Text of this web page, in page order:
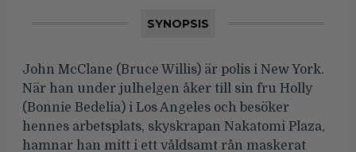
SYNOPSIS
John McClane (Bruce Willis) är polis i New York.
När han under julhelgen åker till sin fru Holly
(Bonnie Bedelia) i Los Angeles och besöker
hennes arbetsplats, skyskrapan Nakatomi Plaza,
hamnar han mitt i ett våldsamt rån maskerat